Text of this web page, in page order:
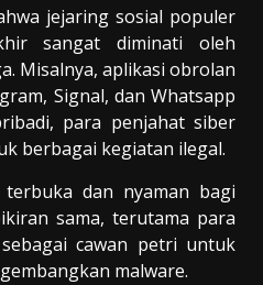
jejaring sosial populer
sangat diminati oleh
Misalnya, aplikasi obrolan
Signal, dan Whatsapp
para penjahat siber
berbagai kegiatan ilegal.
dan nyaman bagi
sama, terutama para
cawan petri untuk
malware.